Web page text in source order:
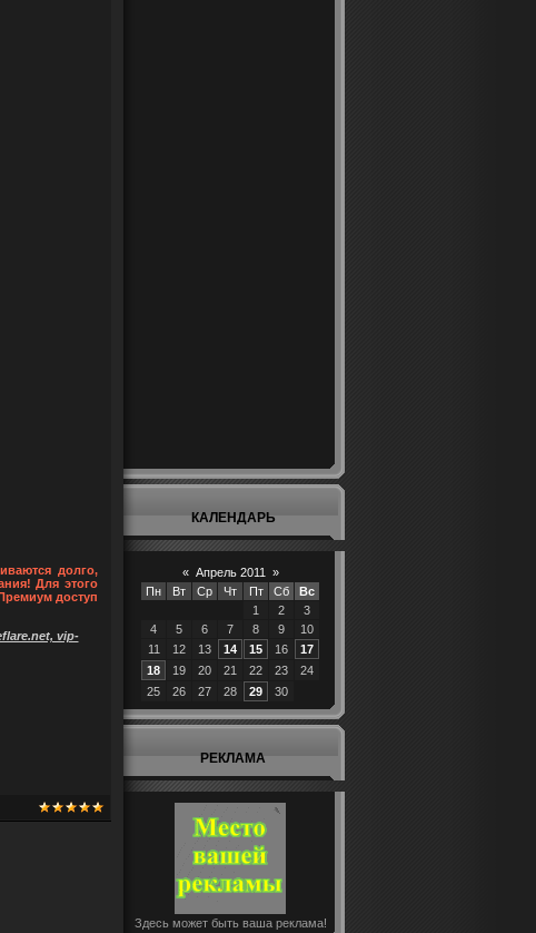
долго,
Для этого
доступ
vip-
КАЛЕНДАРЬ
« Апрель 2011
»
Пн
Вт Ср Чт Пт Сб
Вс
1
2
3
4
5 6 7 8 9
10
11
12 13 14 15 16
17
18
19 20 21 22 23
24
25
26 27 28 29 30
РЕКЛАМА
Здесь может быть ваша реклама!